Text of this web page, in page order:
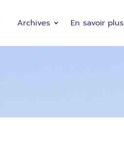
Archives En savoir plus